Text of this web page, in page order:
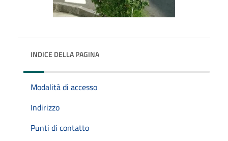
INDICE DELLA PAGINA
Modalità di accesso
Indirizzo
Punti di contatto